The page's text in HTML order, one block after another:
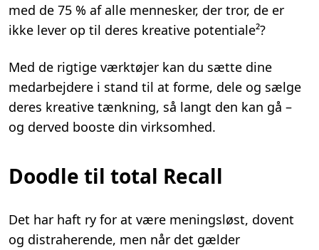
med de 75 % af alle mennesker, der tror, de er
ikke lever op til deres kreative potentiale²?
Med de rigtige værktøjer kan du sætte dine
medarbejdere i stand til at forme, dele og sælge
deres kreative tænkning, så langt den kan gå –
og derved booste din virksomhed.
Doodle til total Recall
Det har haft ry for at være meningsløst, dovent
og distraherende, men når det gælder